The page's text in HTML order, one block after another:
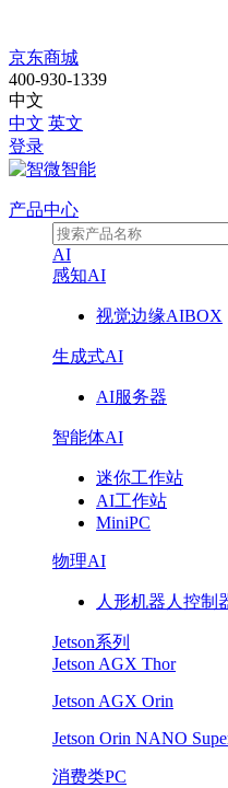
公
司
动
态
京东商城
400-930-1339
中文
中文 英文
登录
产品中心
AI
感知AI
视觉边缘AIBOX
生成式AI
AI服务器
智能体AI
迷你工作站
AI工作站
MiniPC
物理AI
人形机器人控制
Jetson系列
Jetson AGX Thor
Jetson AGX Orin
Jetson Orin NANO
消费类PC